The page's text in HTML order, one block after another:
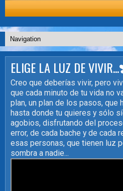
ELIGE LA LUZ DE
Creo que deberías vivir, pero
que cada minuto de tu vida no
plan, un plan de los pasos, que
hasta donde tu quieres y sólo
agobios, disfrutando del
error, de cada bache y de cada
esas personas, que tienen luz
sombra a nadie...